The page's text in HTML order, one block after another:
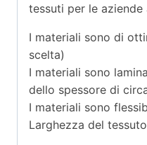
tessuti per le
I materiali sono di
scelta)
I materiali sono
dello spessore di
I materiali sono
Larghezza del